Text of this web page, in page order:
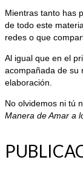
Mientras tanto has
de todo este
redes o que
Al igual que en el
acompañada de su
elaboración.
No olvidemos ni tú
Manera de Amar a